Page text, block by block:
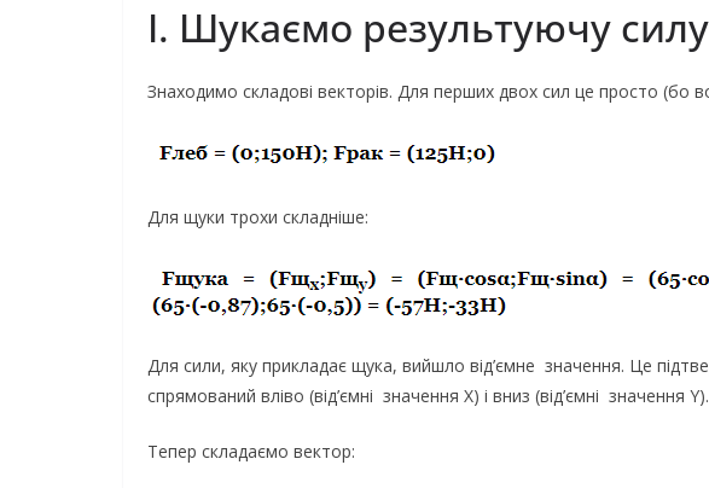
I. Шукаємо результуючу силу
Знаходимо складові векторів. Для перших двох сил це просто (бо
Для щуки трохи складніше:
Для сили, яку прикладає щука, вийшло від’ємне значення. Це
спрямований вліво (від’ємні значення X) і вниз (від’ємні значення Y).
Тепер складаємо вектор: